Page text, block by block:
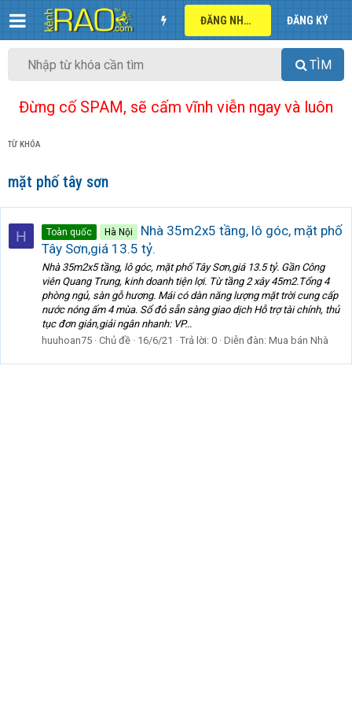
ĐĂNG NHẬP ĐĂNG KÝ
TÌM
Đừng cố SPAM, sẽ cấm vĩnh viễn ngay và luôn
TỪ KHÓA
mặt phố tây sơn
H Toàn quốc Hà Nội
Nhà 35m2x5 tầng, lô góc, mặt phố
Tây Sơn,giá 13.5 tỷ.
Nhà 35m2x5 tầng, lô góc, mặt phố Tây Sơn,giá 13.5 tỷ. Gần Công
viên Quang Trung, kinh doanh tiện lợi. Từ tầng 2 xây 45m2.Tổng 4
phòng ngủ, sàn gỗ hương. Mái có dàn năng lượng mặt trời cung cấp
nước nóng ấm 4 mùa. Sổ đỏ sẵn sàng giao dịch Hỗ trợ tài chính, thủ
tục đơn giản,giải ngân nhanh: VP...
huuhoan75 Chủ đề 16/6/21 Trả lời: 0 Diễn đàn: Mua bán Nhà